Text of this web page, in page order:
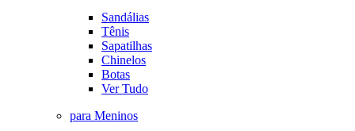
Sandálias
Tênis
Sapatilhas
Chinelos
Botas
Ver Tudo
para Meninos